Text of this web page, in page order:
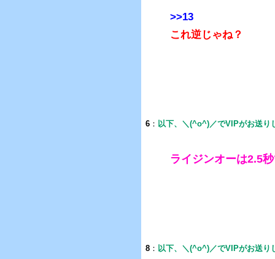
>>13
これ逆じゃね？
6 ： 以下、＼(^o^)／でVIPがお送り
ライジンオーは2.5
8 ： 以下、＼(^o^)／でVIPがお送り